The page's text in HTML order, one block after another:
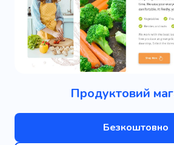
Продуктовий
Безкоштовно